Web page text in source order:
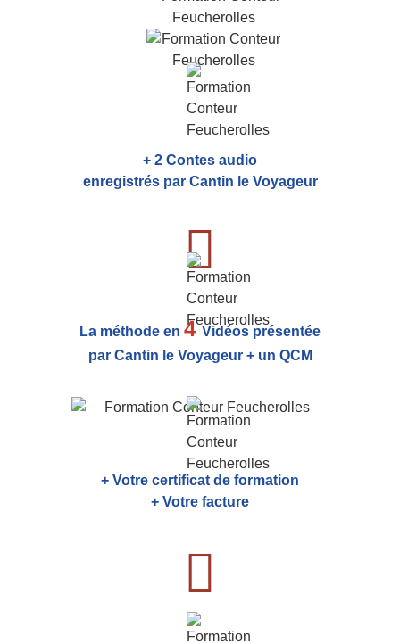
+ 2 Contes audio
enregistrés par Cantin le Voyageur
La méthode en 4Vidéos présentée
par Cantin le Voyageur + un QCM
+ Votre certificat de formation
+ Votre facture